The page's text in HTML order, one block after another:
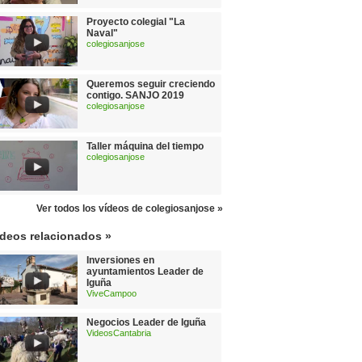
Proyecto colegial "La
Naval"
colegiosanjose
Queremos seguir creciendo
contigo. SANJO 2019
colegiosanjose
Taller máquina del tiempo
colegiosanjose
Ver todos los vídeos de colegiosanjose »
relacionados »
Inversiones en
ayuntamientos Leader de
Iguña
ViveCampoo
Negocios Leader de Iguña
VideosCantabria